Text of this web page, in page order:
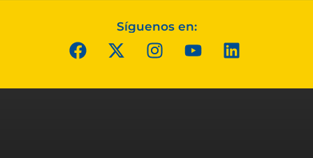
Síguenos en: